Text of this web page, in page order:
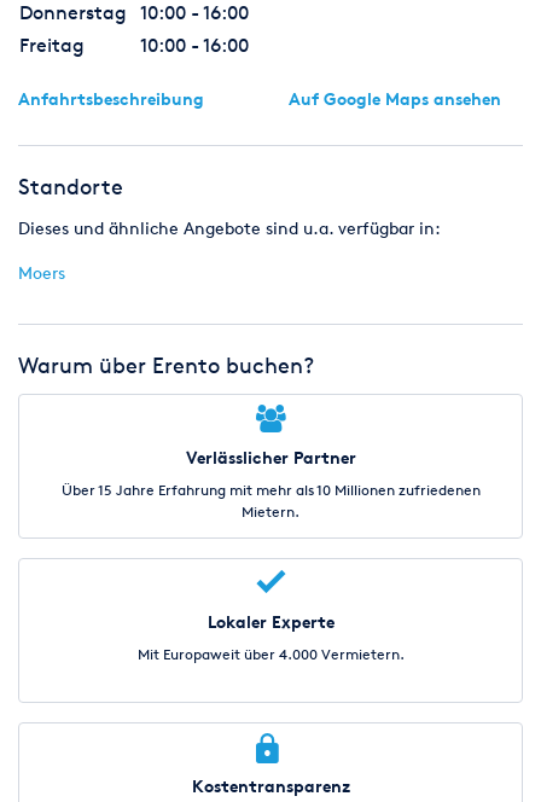
Donnerstag
10:00 - 16:00
Freitag
10:00 - 16:00
Anfahrtsbeschreibung Auf Google Maps ansehen
Standorte
Dieses und ähnliche Angebote sind u.a. verfügbar in:
Moers
Warum über Erento buchen?
Verlässlicher Partner
Über 15 Jahre Erfahrung mit mehr als 10 Millionen zufriedenen
Mietern.
Lokaler Experte
Mit Europaweit über 4.000 Vermietern.
Kostentransparenz